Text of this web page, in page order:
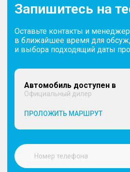
Запишитесь на
Оставьте контакты и
в ближайшее время для
и выбора подходящий даты
Автомобиль доступен в
Официальный дилер
ПРОЛОЖИТЬ МАРШРУТ